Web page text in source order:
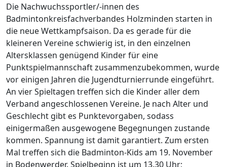
Die Nachwuchssportler/-innen des
Badmintonkreisfachverbandes Holzminden starten in
die neue Wettkampfsaison. Da es gerade für die
kleineren Vereine schwierig ist, in den einzelnen
Altersklassen genügend Kinder für eine
Punktspielmannschaft zusammenzubekommen, wurde
vor einigen Jahren die Jugendturnierrunde eingeführt.
An vier Spieltagen treffen sich die Kinder aller dem
Verband angeschlossenen Vereine. Je nach Alter und
Geschlecht gibt es Punktevorgaben, sodass
einigermaßen ausgewogene Begegnungen zustande
kommen. Spannung ist damit garantiert. Zum ersten
Mal treffen sich die Badminton-Kids am 19. November
in Bodenwerder. Spielbeginn ist um 13.30 Uhr;